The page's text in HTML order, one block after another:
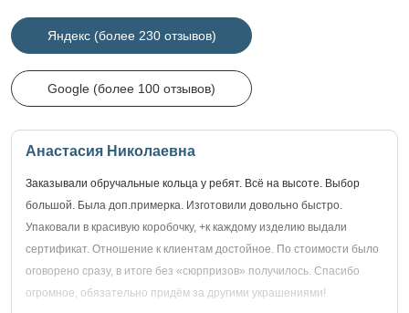
Яндекс (более 230 отзывов)
Google (более 100 отзывов)
Анастасия Николаевна
Заказывали обручальные кольца у ребят. Всё на высоте. Выбор
большой. Была доп.примерка. Изготовили довольно быстро.
Упаковали в красивую коробочку, +к каждому изделию выдали
сертификат. Отношение к клиентам достойное. По стоимости было
оговорено сразу, в итоге без «сюрпризов» получилось. Спасибо
огромное, обязательно придём за другими украшениями!